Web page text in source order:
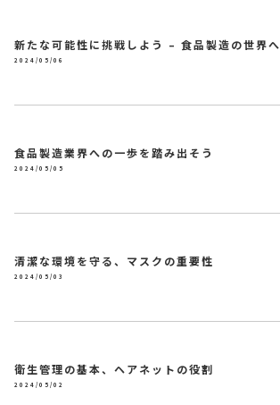
新たな可能性に挑戦しよう – 食品製造の世界へ
2024/05/06
食品製造業界への一歩を踏み出そう
2024/05/05
清潔な環境を守る、マスクの重要性
2024/05/03
衛生管理の基本、ヘアネットの役割
2024/05/02